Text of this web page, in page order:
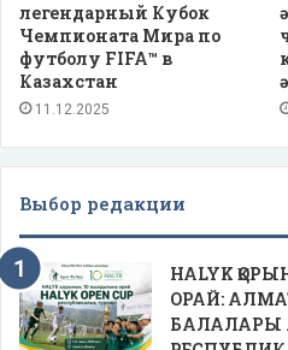
легендарный Кубок
Чемпионата Мира по
футболу FIFA™ в
Казахстан
11.12.2025
Выбор редакции
HALYK
ОРАЙ:
БАЛАЛАРЫ